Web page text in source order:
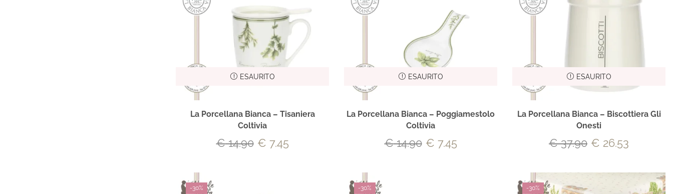
ESAURITO
La Porcellana Bianca – Tisaniera
Coltivia
€14.90 € 7.45
ESAURITO
La Porcellana Bianca – Poggiamestolo
Coltivia
€14.90 € 7.45
ESAURITO
La Porcellana Bianca – Biscottiera Gli
Onesti
€37.90 € 26.53
-30% -30% -30%